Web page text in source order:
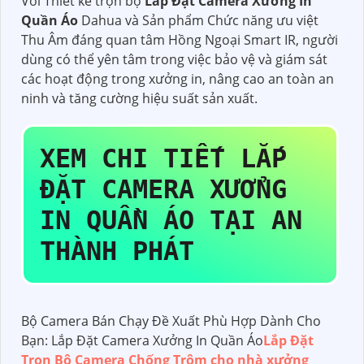
Quần Áo Dahua và Sản phẩm Chức năng ưu việt
Thu Âm đáng quan tâm Hồng Ngoại Smart IR, người
dùng có thể yên tâm trong việc bảo vệ và giám sát
các hoạt động trong xưởng in, nâng cao an toàn an
ninh và tăng cường hiệu suất sản xuất.
XEM CHI TIẾT LẮP
ĐẶT CAMERA XƯỞNG
IN QUẦN ÁO TẠI AN
THÀNH PHÁT
Bộ Camera Bán Chạy Đề Xuất Phù Hợp Dành Cho
Bạn: Lắp Đặt Camera Xưởng In Quần ÁoLắp Đặt
Trọn Bộ Camera Chống Trộm cho nhà xưởng